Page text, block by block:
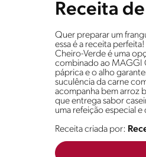
Receita
Quer preparar um
essa é a receita
Cheiro-Verde é uma
combinado ao MAGGI
páprica e o alho
suculência da carne
acompanha bem arroz
que entrega sabor
uma refeição especial
Receita criada por: